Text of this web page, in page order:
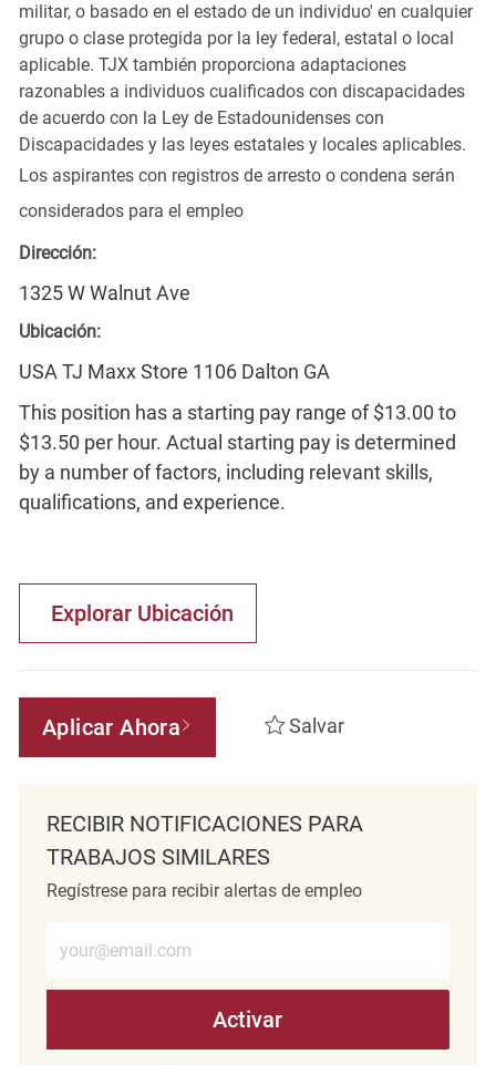
militar, o basado en el estado de un individuo' en cualquier
grupo o clase protegida por la ley federal, estatal o local
aplicable. TJX también proporciona adaptaciones
razonables a individuos cualificados con discapacidades
de acuerdo con la Ley de Estadounidenses con
Discapacidades y las leyes estatales y locales aplicables.
Los aspirantes con registros de arresto o condena serán
considerados para el empleo
Dirección:
1325 W Walnut Ave
Ubicación:
USA TJ Maxx Store 1106 Dalton GA
This position has a starting pay range of $13.00 to
$13.50 per hour. Actual starting pay is determined
by a number of factors, including relevant skills,
qualifications, and experience.
Explorar Ubicación
Aplicar Ahora Salvar
RECIBIR NOTIFICACIONES PARA
TRABAJOS SIMILARES
Regístrese para recibir alertas de empleo
Activar